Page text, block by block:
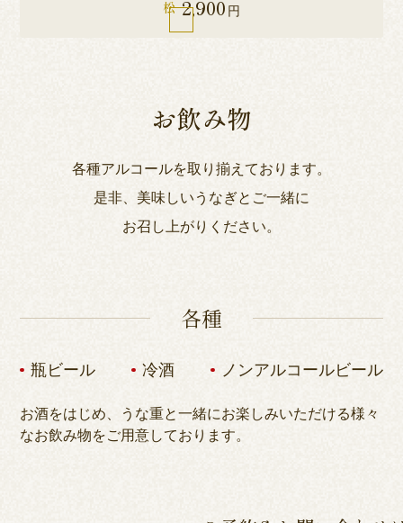
松 2,900 円
お飲み物
各種アルコールを取り揃えております。
是非、美味しいうなぎとご一緒に
お召し上がりください。
各種
瓶ビール 冷酒 ノンアルコールビール
お酒をはじめ、うな重と一緒にお楽しみいただける様々
なお飲み物をご用意しております。